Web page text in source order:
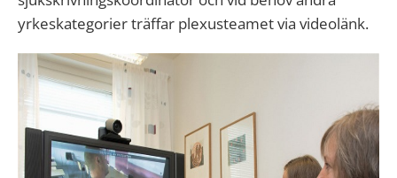
yrkeskategorier träffar plexusteamet via videolänk.